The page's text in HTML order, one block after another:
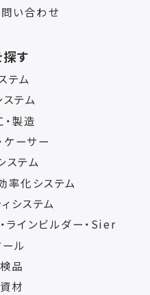
い合わせ
す
テム
テム
製造
ケーサー
ステム
率化システム
システム
ラインビルダー・Sier
ル
品
材